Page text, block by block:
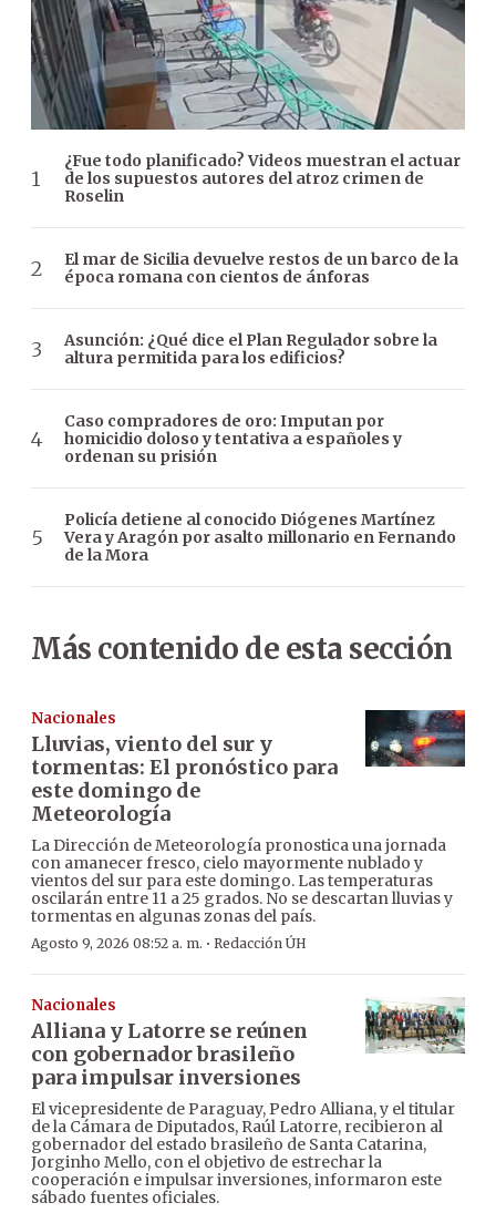
¿Fue todo planificado? Videos muestran el actuar
de los supuestos autores del atroz crimen de
Roselin
El mar de Sicilia devuelve restos de un barco de la
época romana con cientos de ánforas
Asunción: ¿Qué dice el Plan Regulador sobre la
altura permitida para los edificios?
Caso compradores de oro: Imputan por
homicidio doloso y tentativa a españoles y
ordenan su prisión
Policía detiene al conocido Diógenes Martínez
Vera y Aragón por asalto millonario en Fernando
de la Mora
Más contenido de esta sección
Nacionales
Lluvias, viento del sur y
tormentas: El pronóstico para
este domingo de
Meteorología
La Dirección de Meteorología pronostica una jornada
con amanecer fresco, cielo mayormente nublado y
vientos del sur para este domingo. Las temperaturas
oscilarán entre 11 a 25 grados. No se descartan lluvias y
tormentas en algunas zonas del país.
Agosto 9, 2026 08:52 a. m. · Redacción ÚH
Nacionales
Alliana y Latorre se reúnen
con gobernador brasileño
para impulsar inversiones
El vicepresidente de Paraguay, Pedro Alliana, y el titular
de la Cámara de Diputados, Raúl Latorre, recibieron al
gobernador del estado brasileño de Santa Catarina,
Jorginho Mello, con el objetivo de estrechar la
cooperación e impulsar inversiones, informaron este
sábado fuentes oficiales.